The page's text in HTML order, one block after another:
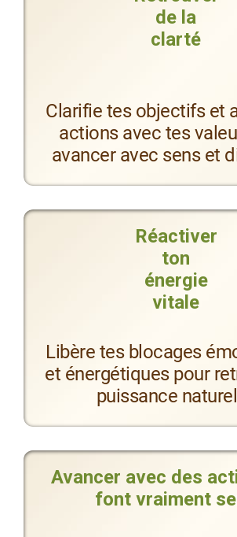
de la
clarté
Clarifie tes objectifs et
actions avec tes
avancer avec sens et
Réactiver
ton
énergie
vitale
Libère tes blocages
et énergétiques pour
puissance
Avancer avec des
font vraiment